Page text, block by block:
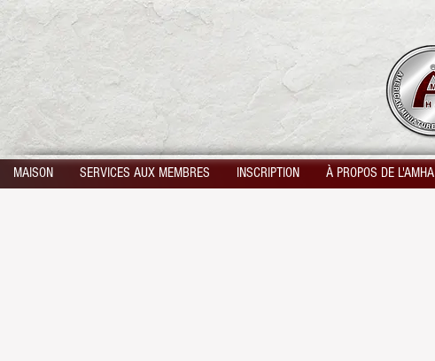
MAISON SERVICES AUX MEMBRES INSCRIPTION À PROPOS DE L'AMHA